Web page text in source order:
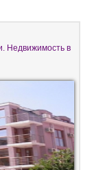
Недвижимость в